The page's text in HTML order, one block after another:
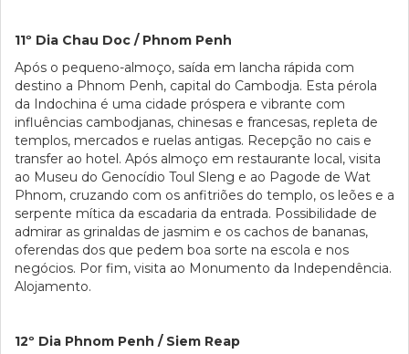
11º Dia Chau Doc / Phnom Penh
Após o pequeno-almoço, saída em lancha rápida com
destino a Phnom Penh, capital do Cambodja. Esta pérola
da Indochina é uma cidade próspera e vibrante com
influências cambodjanas, chinesas e francesas, repleta de
templos, mercados e ruelas antigas. Recepção no cais e
transfer ao hotel. Após almoço em restaurante local, visita
ao Museu do Genocídio Toul Sleng e ao Pagode de Wat
Phnom, cruzando com os anfitriões do templo, os leões e a
serpente mítica da escadaria da entrada. Possibilidade de
admirar as grinaldas de jasmim e os cachos de bananas,
oferendas dos que pedem boa sorte na escola e nos
negócios. Por fim, visita ao Monumento da Independência.
Alojamento.
12º Dia Phnom Penh / Siem Reap